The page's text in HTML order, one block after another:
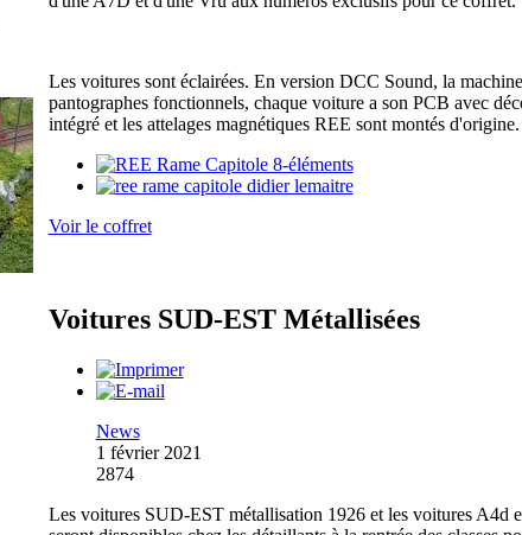
Les voitures sont éclairées. En version DCC Sound, la
pantographes fonctionnels, chaque voiture a son PCB avec
intégré et les attelages magnétiques REE sont montés d'origine.
Voir le coffret
Voitures SUD-EST Métallisées
News
1 février 2021
2874
Les voitures SUD-EST métallisation 1926 et les voitures A4d